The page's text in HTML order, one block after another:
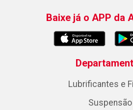
Baixe já o APP da
Lubrificantes e
Suspensão